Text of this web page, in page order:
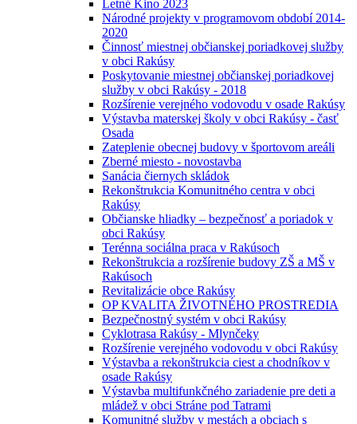
Letné Kino 2023
Národné projekty v programovom období 2014-
2020
Činnosť miestnej občianskej poriadkovej služby
v obci Rakúsy
Poskytovanie miestnej občianskej poriadkovej
služby v obci Rakúsy - 2018
Rozšírenie verejného vodovodu v osade Rakúsy
Výstavba materskej školy v obci Rakúsy - časť
Osada
Zateplenie obecnej budovy v športovom areáli
Zberné miesto - novostavba
Sanácia čiernych skládok
Rekonštrukcia Komunitného centra v obci
Rakúsy
Občianske hliadky – bezpečnosť a poriadok v
obci Rakúsy
Terénna sociálna praca v Rakúsoch
Rekonštrukcia a rozšírenie budovy ZŠ a MŠ v
Rakúsoch
Revitalizácie obce Rakúsy
OP KVALITA ŽIVOTNÉHO PROSTREDIA
Bezpečnostný systém v obci Rakúsy
Cyklotrasa Rakúsy - Mlynčeky
Rozšírenie verejného vodovodu v obci Rakúsy
Výstavba a rekonštrukcia ciest a chodníkov v
osade Rakúsy
Výstavba multifunkčného zariadenie pre deti a
mládež v obci Stráne pod Tatrami
Komunitné služby v mestách a obciach s